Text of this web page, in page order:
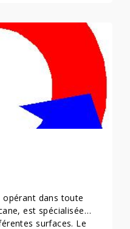
[…]
dans toute
est spécialisée
surfaces. Le